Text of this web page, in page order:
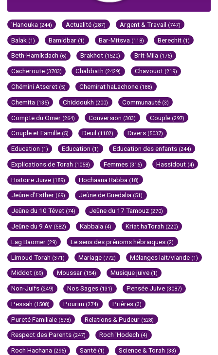
'Hanouka (244) Actualité (287) Argent & Travail (747)
Balak (1) Bamidbar (1) Bar-Mitsva (118) Berechit (1)
Beth-Hamikdach (6) Brakhot (1520) Brit-Mila (176)
Cacheroute (3703) Chabbath (2429) Chavouot (219)
Chémini Atseret (5) Chemirat haLachone (188)
Chemita (135) Chiddoukh (200) Communauté (3)
Compte du Omer (264) Conversion (303) Couple (297)
Couple et Famille (5) Deuil (1102) Divers (5037)
Education (1) Education (1) Education des enfants (244)
Explications de Torah (1058) Femmes (316) Hassidout (4)
Histoire Juive (189) Hochaana Rabba (18)
Jeûne d'Esther (69) Jeûne de Guedalia (51)
Jeûne du 10 Tévet (74) Jeûne du 17 Tamouz (270)
Jeûne du 9 Av (582) Kabbala (4) Kriat haTorah (220)
Lag Baomer (29) Le sens des prénoms hébraïques (2)
Limoud Torah (371) Mariage (772) Mélanges lait/viande (1)
Middot (69) Moussar (154) Musique juive (1)
Non-Juifs (249) Nos Sages (131) Pensée Juive (3087)
Pessah (1508) Pourim (274) Prières (3)
Pureté Familiale (578) Relations & Pudeur (528)
Respect des Parents (247) Roch 'Hodech (4)
Roch Hachana (296) Santé (1) Science & Torah (33)